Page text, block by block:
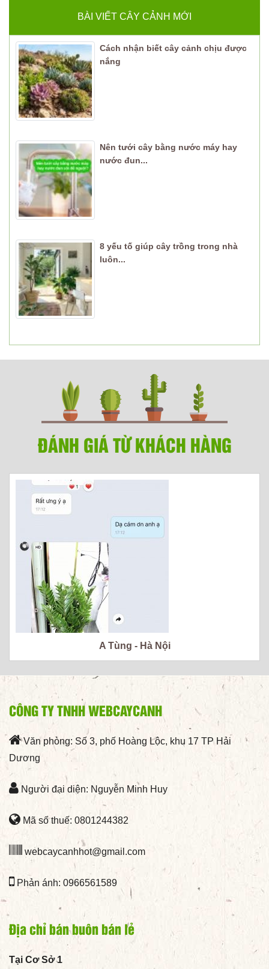
BÀI VIẾT CÂY CẢNH MỚI
Cách nhận biết cây cảnh chịu được
nắng
Nên tưới cây bằng nước máy hay
nước đun...
8 yếu tố giúp cây trồng trong nhà
luôn...
ĐÁNH GIÁ TỪ KHÁCH HÀNG
A Tùng - Hà Nội
CÔNG TY TNHH WEBCAYCANH
Văn phòng: Số 3, phố Hoàng Lộc, khu 17 TP Hải
Dương
Người đại diện: Nguyễn Minh Huy
Mã số thuế: 0801244382
webcaycanhhot@gmail.com
Phản ánh: 0966561589
Địa chỉ bán buôn bán lẻ
Tại Cơ Sở 1